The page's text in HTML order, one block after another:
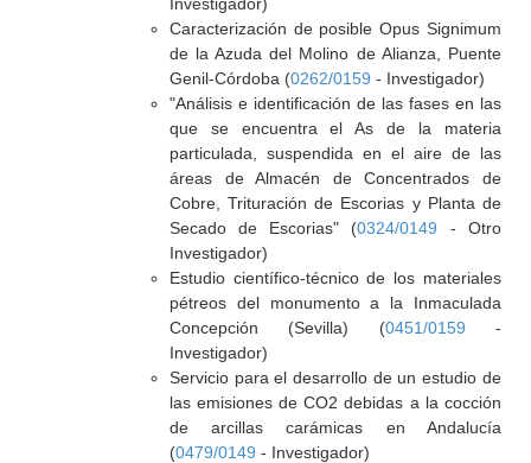
Caracterización de posible Opus Signimum
de la Azuda del Molino de Alianza, Puente
Genil-Córdoba (0262/0159 - Investigador)
"Análisis e identificación de las fases en las
que se encuentra el As de la materia
particulada, suspendida en el aire de las
áreas de Almacén de Concentrados de
Cobre, Trituración de Escorias y Planta de
Secado de Escorias" (0324/0149 - Otro
Investigador)
Estudio científico-técnico de los materiales
pétreos del monumento a la Inmaculada
Concepción (Sevilla) (0451/0159 -
Investigador)
Servicio para el desarrollo de un estudio de
las emisiones de CO2 debidas a la cocción
de arcillas carámicas en Andalucía
(0479/0149 - Investigador)